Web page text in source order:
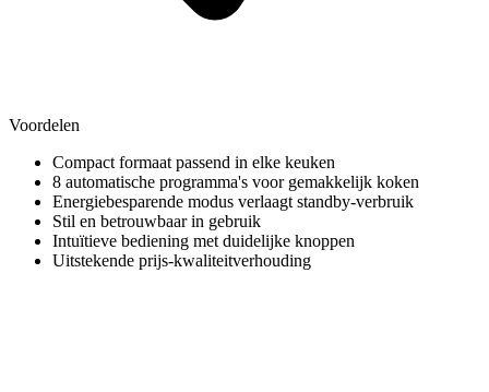
Voordelen
Compact formaat passend in elke keuken
8 automatische programma's voor gemakkelijk koken
Energiebesparende modus verlaagt standby-verbruik
Stil en betrouwbaar in gebruik
Intuïtieve bediening met duidelijke knoppen
Uitstekende prijs-kwaliteitverhouding